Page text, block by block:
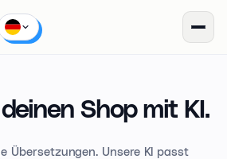
Shop mit KI.
Übersetzungen. Unsere KI passt